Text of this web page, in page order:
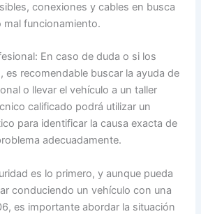
conexiones y cables en busca
funcionamiento.
En caso de duda o si los
es recomendable buscar la ayuda de
o llevar el vehículo a un taller
calificado podrá utilizar un
para identificar la causa exacta de
adecuadamente.
es lo primero, y aunque pueda
conduciendo un vehículo con una
es importante abordar la situación